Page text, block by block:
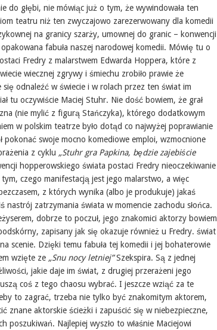
do głębi, nie mówiąc już o tym, że wywindowała ten
teatru niż ten zwyczajowo zarezerwowany dla komedii
na granicy szarży, umownej do granic – konwencji
fabuła naszej narodowej komedii. Mówię tu o
Fredry z malarstwem Edwarda Hoppera, które z
wiecznej zgrywy i śmiechu zrobiło prawie że
odnaleźć w świecie i w rolach przez ten świat im
tu oczywiście Maciej Stuhr. Nie dość bowiem, że grał
(nie mylić z figurą Stańczyka), którego dodatkowym
w polskim teatrze było dotąd co najwyżej poprawianie
pokonać swoje mocno komediowe emploi, wzmocnione
z cyklu „Stuhr gra Papkina, będzie zajebiście
hopperowskiego świata postaci Fredry nieoczekiwanie
czego manifestacją jest jego malarstwo, a więc
z których wynika (albo je produkuje) jakaś
nastrój zatrzymania świata w momencie zachodu słońca.
dobrze to poczuł, jego znakomici aktorzy bowiem
zapisany jak się okazuje również u Fredry. świat
scenie. Dzięki temu fabuła tej komedii i jej bohaterowie
wzięte ze„Snu nocy letniej”Szekspira. Są z jednej
jakie daje im świat, z drugiej przerażeni jego
coś z tego chaosu wybrać. I jeszcze wziąć za te
to zagrać, trzeba nie tylko być znakomitym aktorem,
znane aktorskie ścieżki i zapuścić się w niebezpieczne,
poszukiwań. Najlepiej wyszło to właśnie Maciejowi